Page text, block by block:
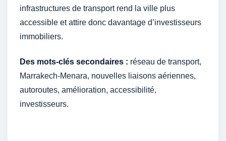
infrastructures de transport rend la ville plus
accessible et attire donc davantage d’investisseurs
immobiliers.
Des mots-clés secondaires : réseau de transport,
Marrakech-Menara, nouvelles liaisons aériennes,
autoroutes, amélioration, accessibilité,
investisseurs.